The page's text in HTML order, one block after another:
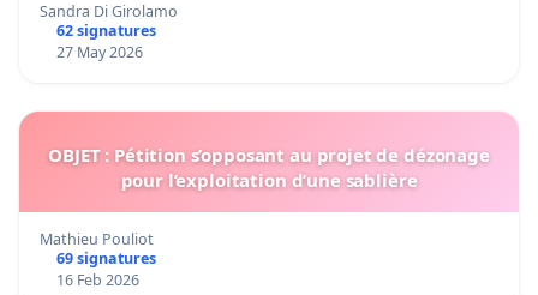
Sandra Di Girolamo
62 signatures
27 May 2026
OBJET : Pétition s’opposant au projet de dézonage
pour l’exploitation d’une sablière
Mathieu Pouliot
69 signatures
16 Feb 2026